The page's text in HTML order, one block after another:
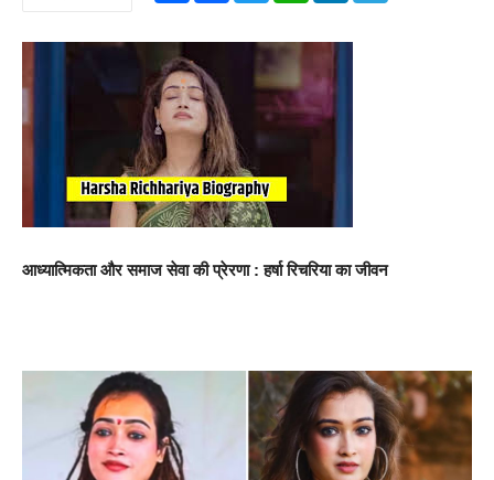
आध्यात्मिकता और समाज सेवा की प्रेरणा : हर्षा रिचरिया का जीवन